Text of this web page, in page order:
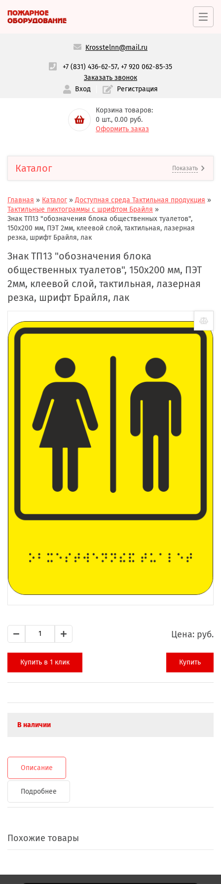
Krosstelnn@mail.ru
+7 (831) 436-62-57,+7 920 062-85-35
Заказать звонок
Вход
Регистрация
Корзина товаров:
0 шт., 0.00 руб.
Оформить заказ
Каталог Показать
Главная » Каталог »Доступная среда Тактильная продукция »
Тактильные пиктограммы с шрифтом Брайля »
Знак ТП13 "обозначения блока общественных туалетов",
150x200 мм, ПЭТ 2мм, клеевой слой, тактильная, лазерная
резка, шрифт Брайля, лак
Знак ТП13 "обозначения блока
общественных туалетов", 150x200 мм, ПЭТ
2мм, клеевой слой, тактильная, лазерная
резка, шрифт Брайля, лак
Цена: руб.
Купить в 1 клик Купить
В наличии
Описание
Подробнее
Похожие товары